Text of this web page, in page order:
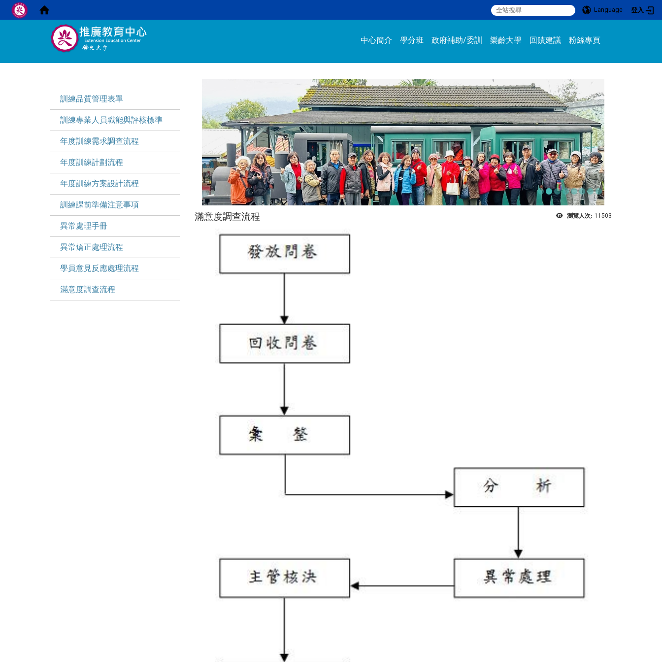
Language
登入
:::
中心簡介
學分班 政府補助/委訓 樂齡大學 回饋建議 粉絲專頁
訓練品質管理表單
訓練專業人員職能與評核標準
年度訓練需求調查流程
年度訓練計劃流程
年度訓練方案設計流程
訓練課前準備注意事項
異常處理手冊
異常矯正處理流程
學員意見反應處理流程
滿意度調查流程
瀏覽人次: 11503
滿意度調查流程